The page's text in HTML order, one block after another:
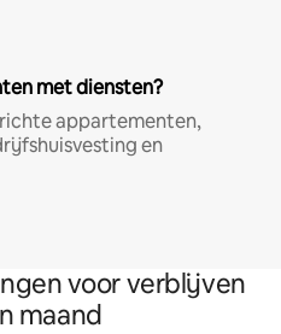
met diensten?
appartementen,
en
voor verblijven
maand